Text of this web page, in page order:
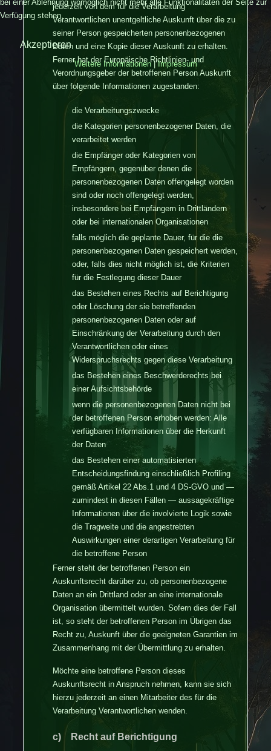
jederzeit von dem für die Verarbeitung
Verantwortlichen unentgeltliche Auskunft über die zu
seiner Person gespeicherten personenbezogenen
Daten und eine Kopie dieser Auskunft zu erhalten.
Ferner hat der Europäische Richtlinien- und
Verordnungsgeber der betroffenen Person Auskunft
über folgende Informationen zugestanden:
die Verarbeitungszwecke
die Kategorien personenbezogener Daten, die
verarbeitet werden
die Empfänger oder Kategorien von
Empfängern, gegenüber denen die
personenbezogenen Daten offengelegt worden
sind oder noch offengelegt werden,
insbesondere bei Empfängern in Drittländern
oder bei internationalen Organisationen
falls möglich die geplante Dauer, für die die
personenbezogenen Daten gespeichert werden,
oder, falls dies nicht möglich ist, die Kriterien
für die Festlegung dieser Dauer
das Bestehen eines Rechts auf Berichtigung
oder Löschung der sie betreffenden
personenbezogenen Daten oder auf
Einschränkung der Verarbeitung durch den
Verantwortlichen oder eines
Widerspruchsrechts gegen diese Verarbeitung
das Bestehen eines Beschwerderechts bei
einer Aufsichtsbehörde
wenn die personenbezogenen Daten nicht bei
der betroffenen Person erhoben werden: Alle
verfügbaren Informationen über die Herkunft
der Daten
das Bestehen einer automatisierten
Entscheidungsfindung einschließlich Profiling
gemäß Artikel 22 Abs.1 und 4 DS-GVO und —
zumindest in diesen Fällen — aussagekräftige
Informationen über die involvierte Logik sowie
die Tragweite und die angestrebten
Auswirkungen einer derartigen Verarbeitung für
die betroffene Person
Ferner steht der betroffenen Person ein
Auskunftsrecht darüber zu, ob personenbezogene
Daten an ein Drittland oder an eine internationale
Organisation übermittelt wurden. Sofern dies der Fall
ist, so steht der betroffenen Person im Übrigen das
Recht zu, Auskunft über die geeigneten Garantien im
Zusammenhang mit der Übermittlung zu erhalten.
Möchte eine betroffene Person dieses
Auskunftsrecht in Anspruch nehmen, kann sie sich
hierzu jederzeit an einen Mitarbeiter des für die
Verarbeitung Verantwortlichen wenden.
c) Recht auf Berichtigung
bei einer Ablehnung womöglich nicht mehr alle Funktionalitäten der Seite zur
Verfügung stehen.
Akzeptieren
Weitere Informationen|Impressum